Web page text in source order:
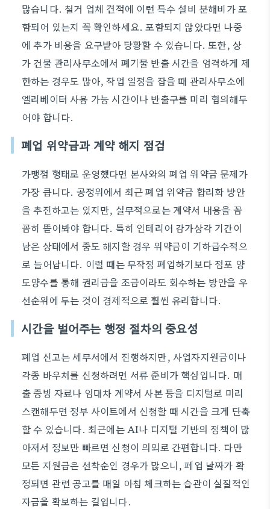
많습니다. 철거 업체 견적에 이런 특수 설비 분해비가 포
함되어 있는지 꼭 확인하세요. 포함되지 않았다면 나중
에 추가 비용을 요구받아 당황할 수 있습니다. 또한, 상
가 건물 관리사무소에서 폐기물 반출 시간을 엄격하게 제
한하는 경우도 많아, 작업 일정을 잡을 때 관리사무소에
엘리베이터 사용 가능 시간이나 반출구를 미리 협의해두
어야 합니다.
폐업 위약금과 계약 해지 점검
가맹점 형태로 운영했다면 본사와의 폐업 위약금 문제가
가장 큽니다. 공정위에서 최근 폐업 위약금 합리화 방안
을 추진하고는 있지만, 실무적으로는 계약서 내용을 꼼
꼼히 뜯어봐야 합니다. 특히 인테리어 감가상각 기간이
남은 상태에서 중도 해지할 경우 위약금이 기하급수적으
로 늘어납니다. 이럴 때는 무작정 폐업하기보다 점포 양
도양수를 통해 권리금을 조금이라도 회수하는 방안을 우
선순위에 두는 것이 경제적으로 훨씬 유리합니다.
시간을 벌어주는 행정 절차의 중요성
폐업 신고는 세무서에서 진행하지만, 사업자지원금이나
각종 바우처를 신청하려면 서류 준비가 핵심입니다. 매
출 증빙 자료나 임대차 계약서 사본 등을 디지털로 미리
스캔해두면 정부 사이트에서 신청할 때 시간을 크게 단축
할 수 있습니다. 최근에는 AI나 디지털 기반의 정책이 많
아져서 정보만 빠르면 신청이 의외로 간편합니다. 다만
모든 지원금은 선착순인 경우가 많으니, 폐업 날짜가 확
정되면 관련 공고를 매일 아침 체크하는 습관이 실질적인
자금을 확보하는 길입니다.